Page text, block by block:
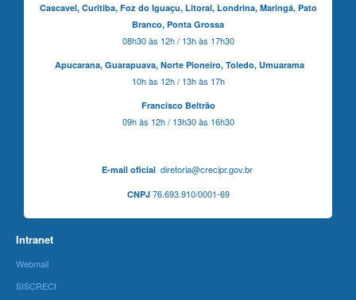
Cascavel, Curitiba,Foz do Iguaçu, Litoral, Londrina, Maringá, Pato
Branco, Ponta Grossa
08h30 às 12h / 13h às 17h30
Apucarana, Guarapuava, Norte Pioneiro, Toledo, Umuarama
10h às 12h / 13h às 17h
Francisco Beltrão
09h às 12h / 13h30 às 16h30
E-mail oficialdiretoria@crecipr.gov.br
CNPJ76.693.910/0001-69
Intranet
Webmail
SISCRECI